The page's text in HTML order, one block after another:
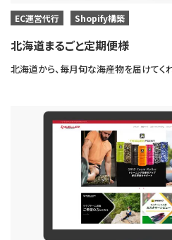
北海道まるごと定期便様
EC運営代行 Shopify構築